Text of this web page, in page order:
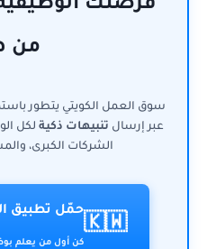
فرصتك
من
سوق العمل الكويتي يتطور
عبر إرسال تنبيهات ذكية لكل
الشركات الكبرى،
🇰🇼
حمّل تطبيق
كن أول من يعلم